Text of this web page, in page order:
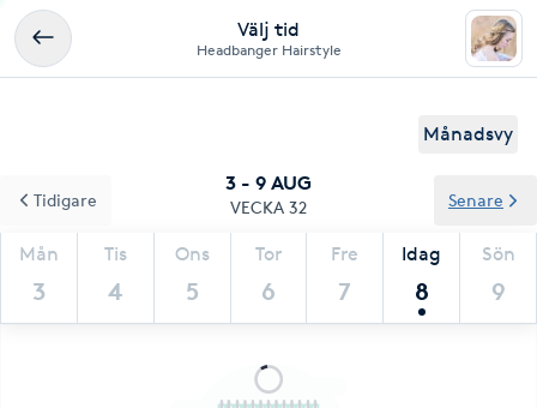
Välj tid
Headbanger Hairstyle
Månadsvy
3 - 9 AUG
VECKA 32
Mån
3
Tis
4
Ons
5
Tor
6
Fre
7
Idag
8
Sön
9
Tidigare Senare